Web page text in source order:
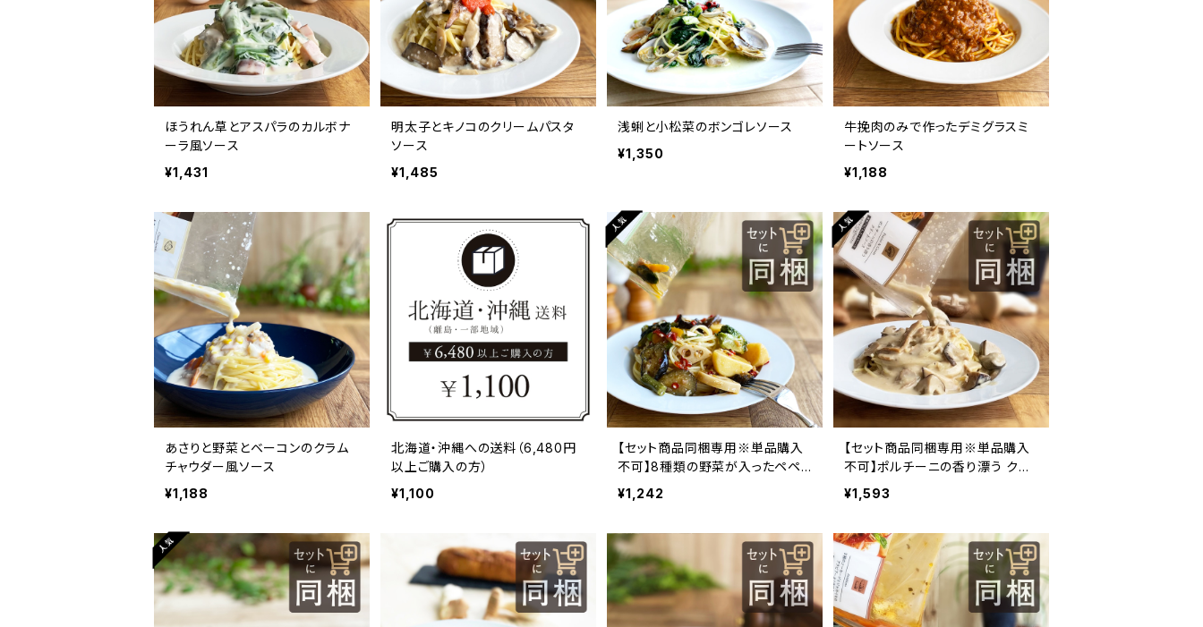
ほうれん草とアスパラのカルボナ
ーラ風ソース
¥1,431
明太子とキノコのクリームパスタ
ソース
¥1,485
浅蜊と小松菜のボンゴレソース
¥1,350
牛挽肉のみで作ったデミグラスミ
ートソース
¥1,188
あさりと野菜とベーコンのクラム
チャウダー風ソース
¥1,188
北海道・沖縄への送料（6,480円
以上ご購入の方）
¥1,100
【セット商品同梱専用※単品購入
不可】8種類の野菜が入ったペペ
ロンチーノソース
¥1,242
【セット商品同梱専用※単品購入
不可】ポルチーニの香り漂う クリ
ームソース
¥1,593